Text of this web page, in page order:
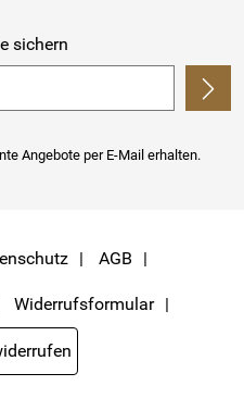
sichern
Angebote per E-Mail erhalten.
andere Unternehmen
wird in anonymer Form
Zukunft widerrufen, indem ich
Newsletters anklicke oder die Option
AGB
Widerrufsformular